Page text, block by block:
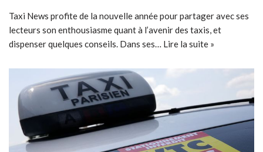
Taxi News profite de la nouvelle année pour partager avec ses
lecteurs son enthousiasme quant à l’avenir des taxis, et
dispenser quelques conseils. Dans ses… Lire la suite »